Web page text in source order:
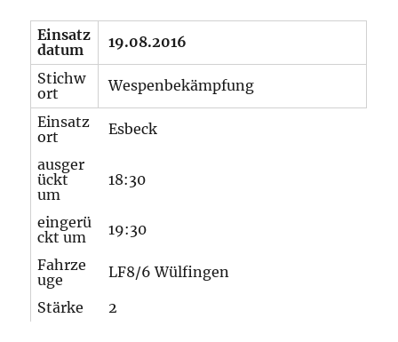
Einsatz
datum
19.08.2016
Stichw
ort
Wespenbekämpfung
Einsatz
ort
Esbeck
ausger
ückt
um
18:30
eingerü
ckt um
19:30
Fahrze
uge
LF8/6 Wülfingen
Stärke
2